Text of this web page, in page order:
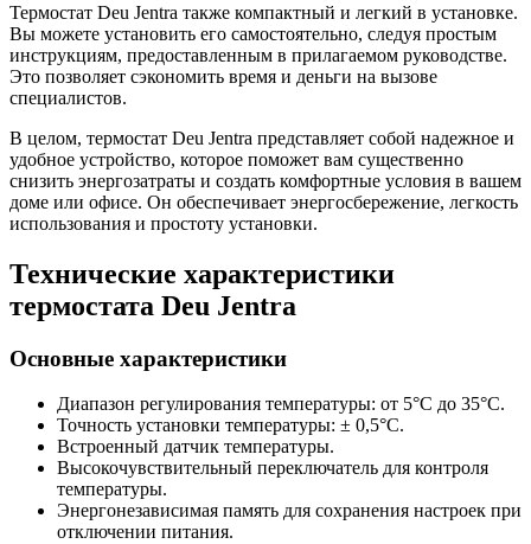
Термостат Deu Jentra также компактный и легкий в установке.
Вы можете установить его самостоятельно, следуя простым
инструкциям, предоставленным в прилагаемом руководстве.
Это позволяет сэкономить время и деньги на вызове
специалистов.
В целом, термостат Deu Jentra представляет собой надежное и
удобное устройство, которое поможет вам существенно
снизить энергозатраты и создать комфортные условия в вашем
доме или офисе. Он обеспечивает энергосбережение, легкость
использования и простоту установки.
Технические характеристики
термостата Deu Jentra
Основные характеристики
Диапазон регулирования температуры: от 5°C до 35°C.
Точность установки температуры: ± 0,5°C.
Встроенный датчик температуры.
Высокочувствительный переключатель для контроля
температуры.
Энергонезависимая память для сохранения настроек при
отключении питания.